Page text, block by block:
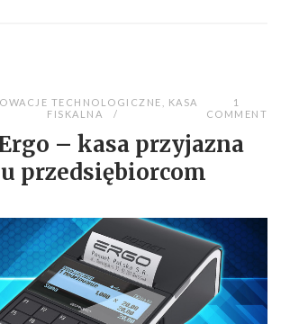
TECHNOLOGICZNE
KASA
FISKALNA
1
COMMENT
– kasa przyjazna
przedsiębiorcom